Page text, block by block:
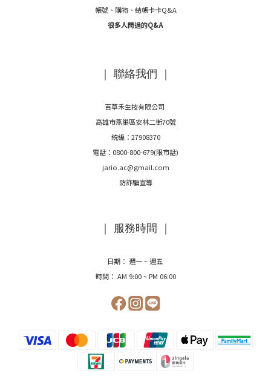
帳號、購物、結帳卡卡Q&A
很多人問過的Q&A
｜ 聯絡我們 ｜
百草禾生技有限公司
高雄市燕巢區安林二街70號
統編：27908370
電話：0800-800-679(限市話)
jario.ac@gmail.com
防詐騙宣導
｜ 服務時間 ｜
日期： 週一 ~ 週五
時間： AM 9:00 ~ PM 06:00